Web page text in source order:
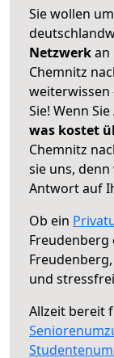
Sie wollen
Netzwerkan
Chemnitz
weiterwissen
Sie! Wenn
was kostet
Chemnitz
sie uns,
Antwort auf
Ob ein
Freudenberg,
und
Allzeit bereit